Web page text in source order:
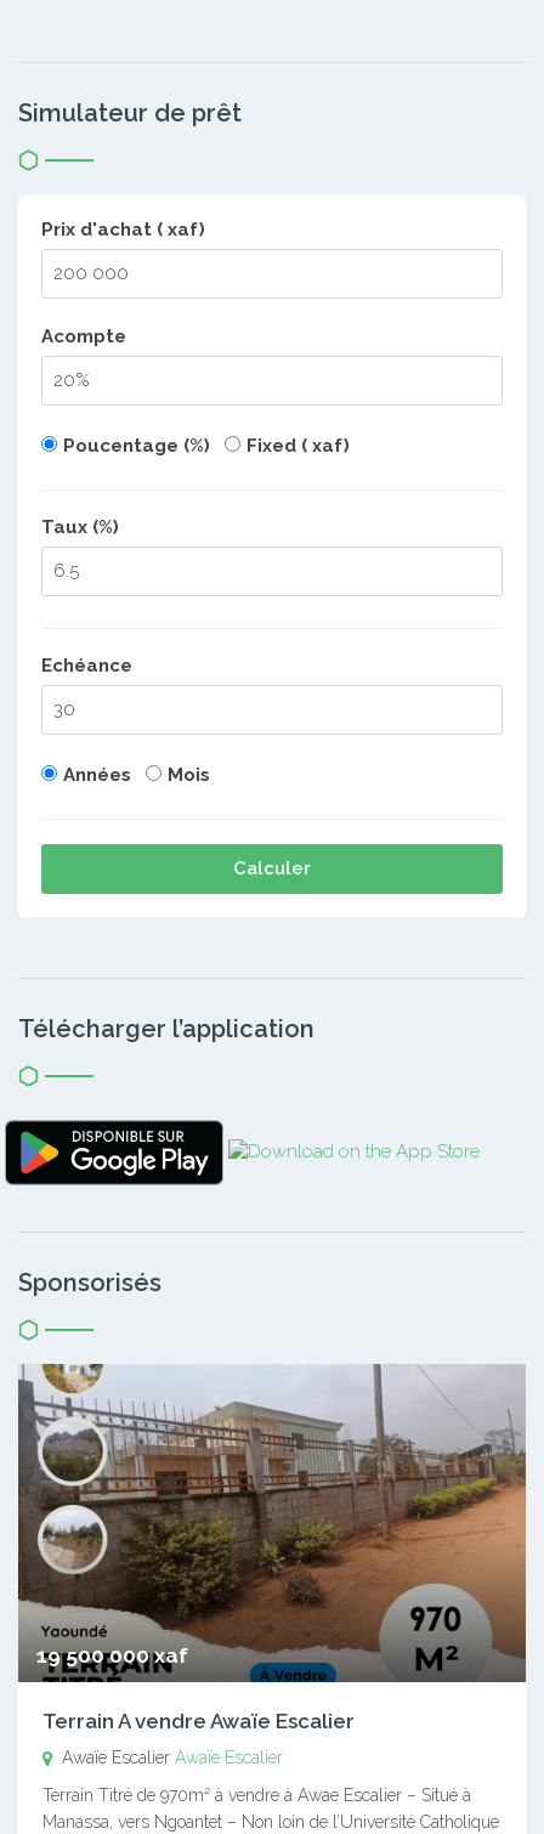
Simulateur de prêt
Prix d'achat ( xaf)
Acompte
Poucentage (%) Fixed ( xaf)
Taux (%)
Echéance
Années Mois
Calculer
Télécharger l’application
Sponsorisés
19 500 000 xaf
Terrain A vendre Awaïe Escalier
Awaïe Escalier Awaïe Escalier
Terrain Titré de 970m² à vendre à Awae Escalier – Situé à
Manassa, vers Ngoantet – Non loin de l’Université Catholique